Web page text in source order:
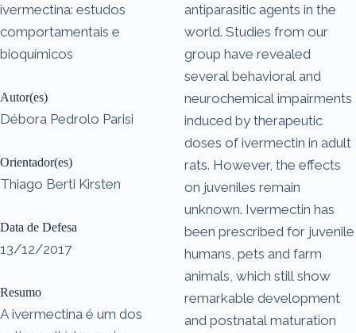
ivermectina: estudos
comportamentais e
bioquímicos
Autor(es)
Débora Pedrolo Parisi
Orientador(es)
Thiago Berti Kirsten
Data de Defesa
13/12/2017
Resumo
A ivermectina é um dos
antiparasitic agents in the
world. Studies from our
group have revealed
several behavioral and
neurochemical impairments
induced by therapeutic
doses of ivermectin in adult
rats. However, the effects
on juveniles remain
unknown. Ivermectin has
been prescribed for juvenile
humans, pets and farm
animals, which still show
remarkable development
and postnatal maturation